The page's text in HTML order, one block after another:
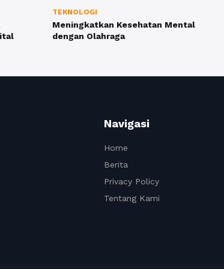
TEKNOLOGI
Meningkatkan Kesehatan Mental
dengan Olahraga
Navigasi
Home
Berita
Privacy Policy
Tentang Kami